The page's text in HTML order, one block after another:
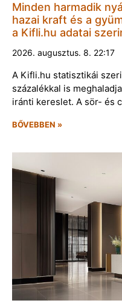
Minden harmadik
hazai kraft és a
a Kifli.hu adatai
2026. augusztus. 8. 22:17
A Kifli.hu statisztikái
százalékkal is
iránti kereslet. A sör- és
BŐVEBBEN »